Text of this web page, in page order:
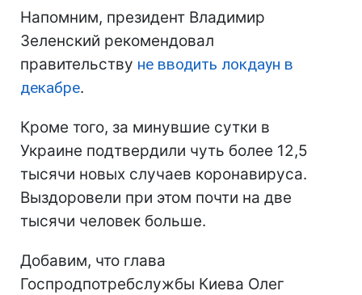
Напомним, президент Владимир
Зеленский рекомендовал
правительству не вводить локдаун в
декабре.
Кроме того, за минувшие сутки в
Украине подтвердили чуть более 12,5
тысячи новых случаев коронавируса.
Выздоровели при этом почти на две
тысячи человек больше.
Добавим, что глава
Госпродпотребслужбы Киева Олег